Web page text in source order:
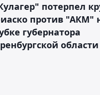
потерпел
против "АКМ"
губернатора
области